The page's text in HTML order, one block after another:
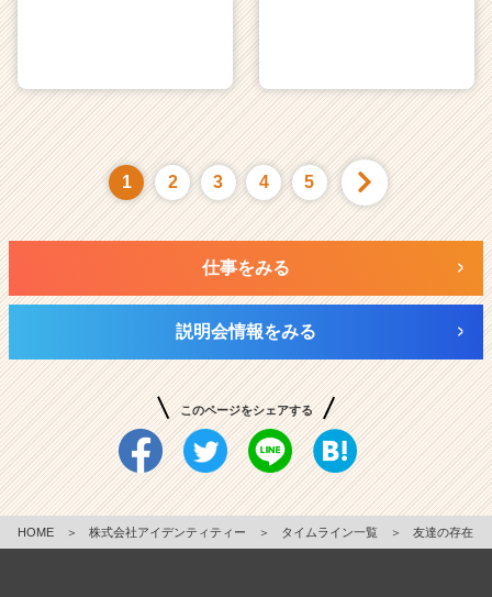
1 2 3 4 5
仕事をみる
説明会情報をみる
このページをシェアする
HOME ＞ 株式会社アイデンティティー ＞ タイムライン一覧 ＞ 友達の存在